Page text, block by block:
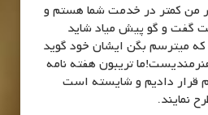
من کمتر در خدمت شما هستم و
گفت و گو پیش میاد شاید
میترسم بگن ایشان خود گوید
تریبون هفته نامه
قرار دادیم و شایسته است
نمایند.